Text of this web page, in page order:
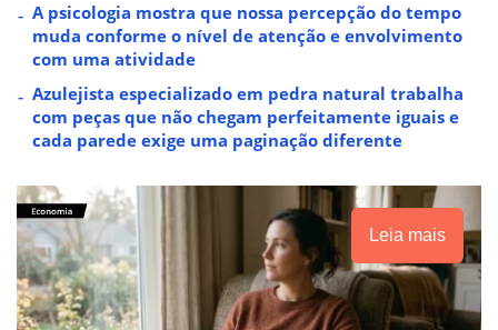
A psicologia mostra que nossa percepção do tempo
muda conforme o nível de atenção e envolvimento
com uma atividade
Azulejista especializado em pedra natural trabalha
com peças que não chegam perfeitamente iguais e
cada parede exige uma paginação diferente
Leia mais